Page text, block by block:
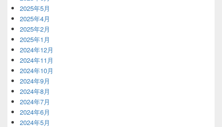
2025年5月
2025年4月
2025年2月
2025年1月
2024年12月
2024年11月
2024年10月
2024年9月
2024年8月
2024年7月
2024年6月
2024年5月